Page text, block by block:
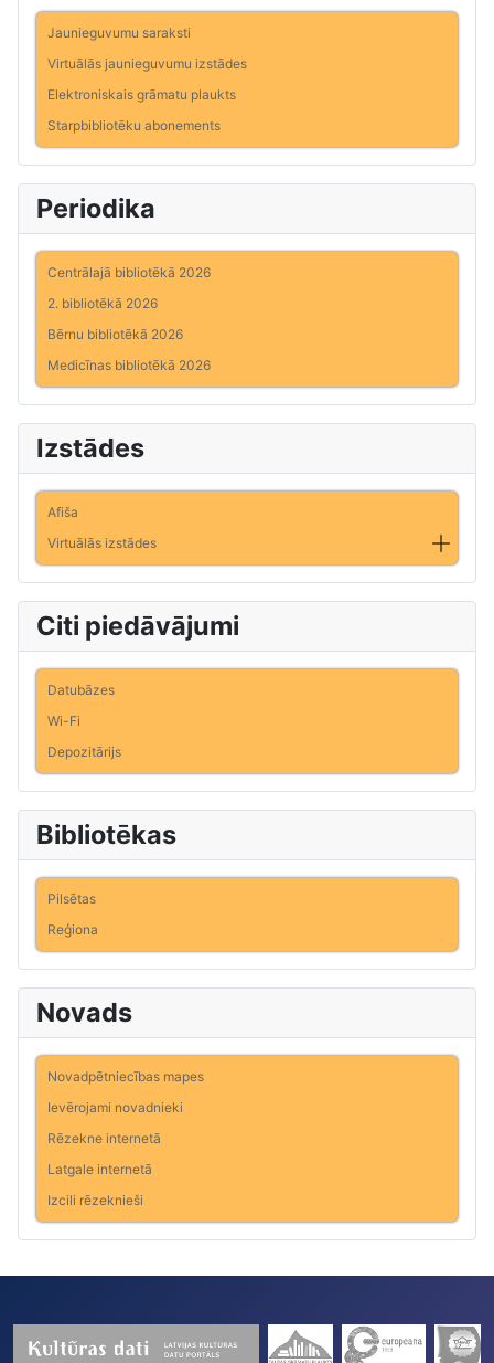
Jaunieguvumu saraksti
Virtuālās jaunieguvumu izstādes
Elektroniskais grāmatu plaukts
Starpbibliotēku abonements
Periodika
Centrālajā bibliotēkā 2026
2. bibliotēkā 2026
Bērnu bibliotēkā 2026
Medicīnas bibliotēkā 2026
Izstādes
Afiša
Virtuālās izstādes
Citi piedāvājumi
Datubāzes
Wi-Fi
Depozitārijs
Bibliotēkas
Pilsētas
Reģiona
Novads
Novadpētniecības mapes
Ievērojami novadnieki
Rēzekne internetā
Latgale internetā
Izcili rēzeknieši